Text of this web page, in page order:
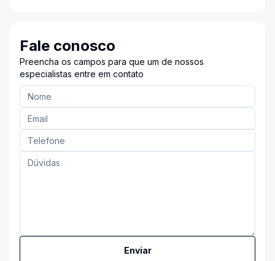
Fale conosco
Preencha os campos para que um de nossos
especialistas entre em contato
Enviar